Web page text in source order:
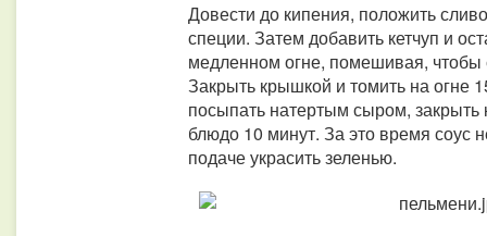
Довести до кипения, положить
специи. Затем добавить кетчуп и
медленном огне, помешивая,
Закрыть крышкой и томить на огне
посыпать натертым сыром, закрыть
блюдо 10 минут. За это время соус
подаче украсить зеленью.